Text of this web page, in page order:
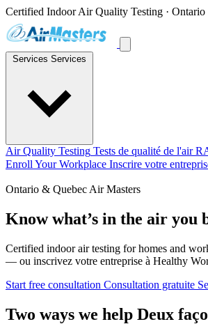
Certified Indoor Air Quality Testing · Ontario
Services Services
Air Quality Testing Tests de qualité de l'air
Enroll Your Workplace Inscrire votre
Ontario & Quebec Air Masters
Know what’s in the air you
Certified indoor air testing for homes and
— ou inscrivez votre entreprise à Healthy
Start free consultation Consultation gratuite
Two ways we help Deux